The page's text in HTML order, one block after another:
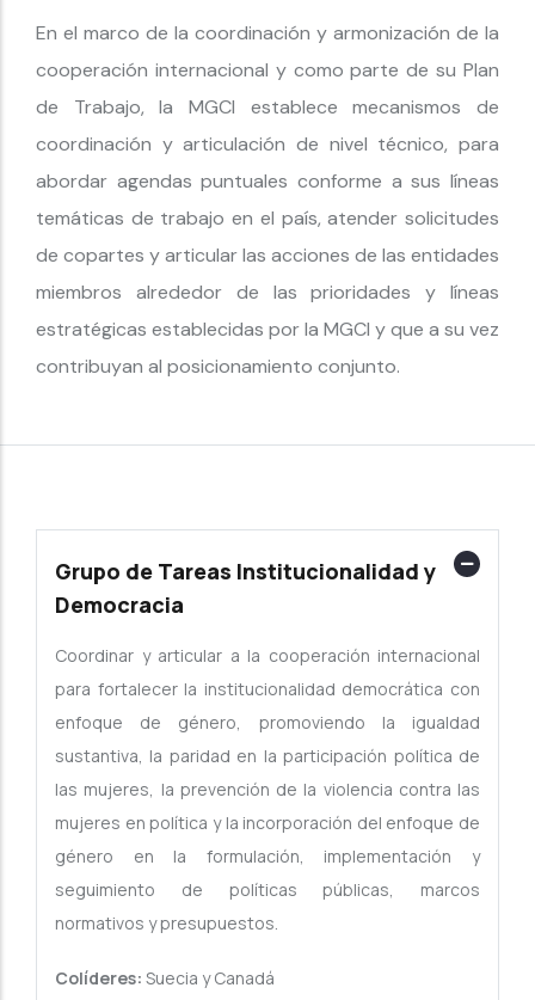
En el marco de la coordinación y armonización de la
cooperación internacional y como parte de su Plan
de Trabajo, la MGCI establece mecanismos de
coordinación y articulación de nivel técnico, para
abordar agendas puntuales conforme a sus líneas
temáticas de trabajo en el país, atender solicitudes
de copartes y articular las acciones de las entidades
miembros alrededor de las prioridades y líneas
estratégicas establecidas por la MGCI y que a su vez
contribuyan al posicionamiento conjunto.
Grupo de Tareas Institucionalidad y
Democracia
Coordinar y articular a la cooperación internacional
para fortalecer la institucionalidad democrática con
enfoque de género, promoviendo la igualdad
sustantiva, la paridad en la participación política de
las mujeres, la prevención de la violencia contra las
mujeres en política y la incorporación del enfoque de
género en la formulación, implementación y
seguimiento de políticas públicas, marcos
normativos y presupuestos.
Colíderes: Suecia y Canadá